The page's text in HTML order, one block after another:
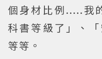
個身材比例.....我
科書等級了」、「
等等。